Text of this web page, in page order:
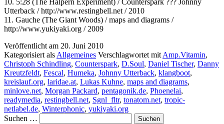
Utterback / http://www.restingbell.net / 2010
11. Gauche (The Giant Woods) / maps and diagrams /
http://www.yukiyaki.org / 2009
Veröffentlicht am 20. Juni 2010
Kategorisiert als Allgemeines Verschlagwortet mit Amp.Vitamin,
Christoph Schindling, Counterspark, D.Soul, Daniel Tischer, Danny
Kreutzfeldt, Fescal, Humeka, Johnny Utterback, klangboot,
kreislauf.org, laridae.at, Lukas Kuhne, maps and diagrams,
minlove.net, Morgan Packard, pentagonik.de, Phoenelai,
readymedia, restingbell.net, Sgnl_fltr, tonatom.net, tropic-
netlabel.de, Winterphonic, yukiyaki.org
Suchen …